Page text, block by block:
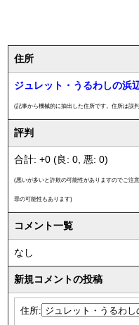
住所
ジュレット・うるわしの浜
(記事から機械的に抽出した住所です。住所は誤
評判
合計: +0 (良: 0, 悪: 0)
(悪いが多いと詐欺の可能性がありますのでご注
罪の可能性もあります)
コメント一覧
なし
新規コメントの投稿
住所: